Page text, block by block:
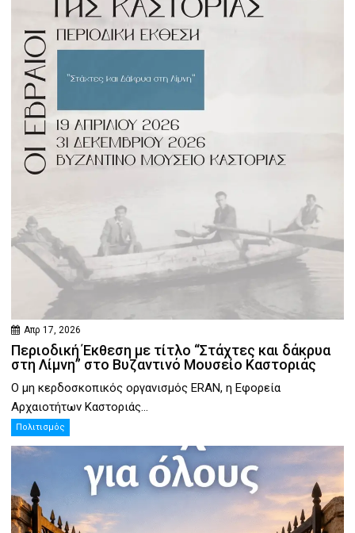
Απρ 17, 2026
Περιοδική Έκθεση με τίτλο “Στάχτες και δάκρυα
στη Λίμνη” στο Βυζαντινό Μουσείο Καστοριάς
Ο μη κερδοσκοπικός οργανισμός ERAN, η Εφορεία
Αρχαιοτήτων Καστοριάς...
Πολιτισμός